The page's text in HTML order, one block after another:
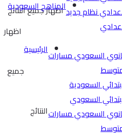
نظام جديد
السعودي مسارات
السعودية
السعودي
السعودي مسارات
الرئيسية
اظهار جميع النتائج
اظهار
جميع
النتائج
المناهج السعودية